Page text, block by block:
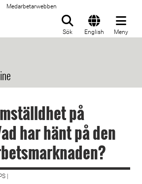
Medarbetarwebben
Sök English Meny
på
har hänt på den
|